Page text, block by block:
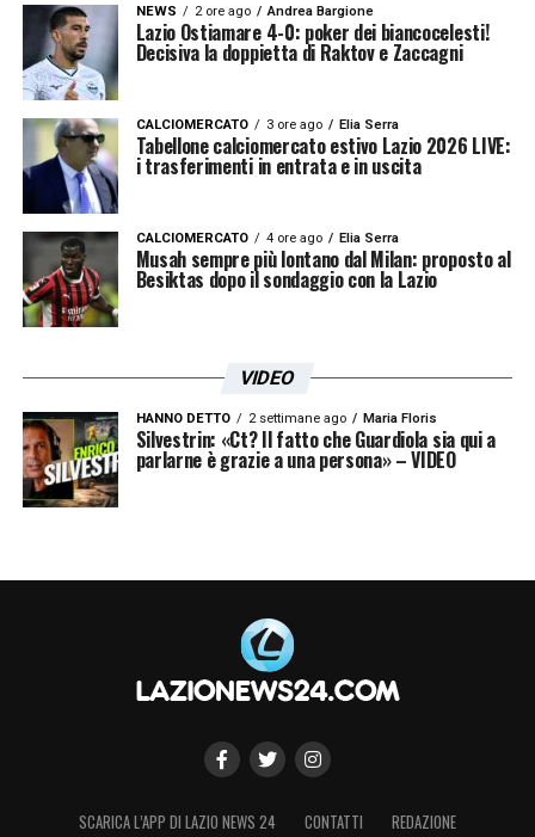
otto milioni più due di bonus (si valuta anche
l’inserimento di una contropartita che
potrebbe essere
calciatore uno stipendio superiore al milione
di euro. Saranno ore frenetiche: la giornata di
oggi regalerà il nuovo esterno a Sarri.
LA PLAYLIST DELLE NOSTRE TOP NEWS
NEWS 2 ore ago Andrea Bargione
Lazio Ostiamare 4-0: poker dei biancocelesti!
Decisiva la doppietta di Raktov e Zaccagni
CALCIOMERCATO 3 ore ago Elia Serra
Tabellone calciomercato estivo Lazio 2026 LIVE:
i trasferimenti in entrata e in uscita
CALCIOMERCATO 4 ore ago Elia Serra
Musah sempre più lontano dal Milan: proposto al
Besiktas dopo il sondaggio con la Lazio
VIDEO
HANNO DETTO 2 settimane ago Maria Floris
Silvestrin: «Ct? Il fatto che Guardiola sia qui a
parlarne è grazie a una persona» – VIDEO
SCARICA L’APP DI LAZIO NEWS 24 CONTATTI REDAZIONE